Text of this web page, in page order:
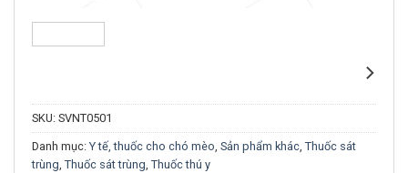
SKU: SVNT0501
Danh mục: Y tế, thuốc cho chó mèo, Sản phẩm khác, Thuốc sát
trùng, Thuốc sát trùng, Thuốc thú y